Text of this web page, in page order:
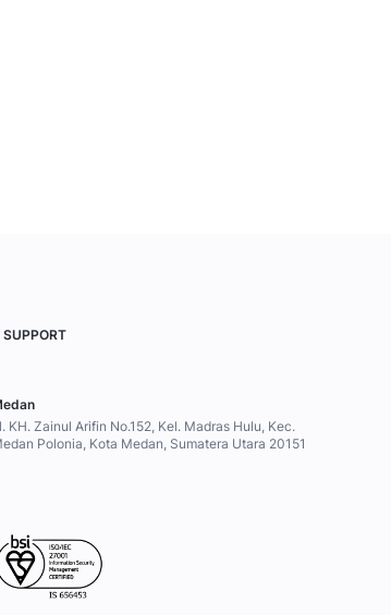
SUPPORT
KH. Zainul Arifin No.152, Kel. Madras Hulu, Kec.
Polonia, Kota Medan, Sumatera Utara 20151